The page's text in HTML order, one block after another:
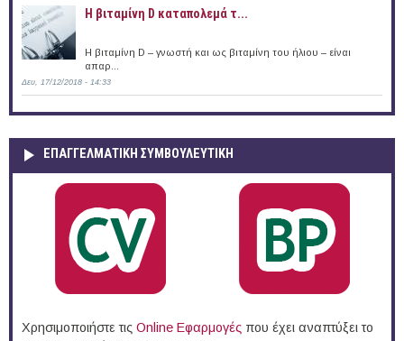
Η βιταμίνη D καταπολεμά τ...
Η βιταμίνη D – γνωστή και ως βιταμίνη του ήλιου – είναι
απαρ...
Δευ, 17/12/2018 - 14:33
ΕΠΑΓΓΕΛΜΑΤΙΚΉ ΣΥΜΒΟΥΛΕΥΤΙΚΉ
Χρησιμοποιήστε τις Online Eφαρμογές που έχει αναπτύξει το